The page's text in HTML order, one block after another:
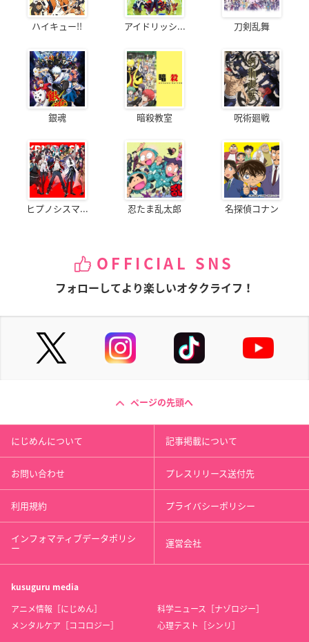
ハイキュー!! アイドリッシ... 刀剣乱舞
銀魂 暗殺教室 呪術廻戦
ヒプノシスマ... 忍たま乱太郎 名探偵コナン
OFFICIAL SNS
フォローしてより楽しいオタクライフ！
ページの先頭へ
にじめんについて 記事掲載について
お問い合わせ プレスリリース送付先
利用規約 プライバシーポリシー
インフォマティブデータポリシ
ー 運営会社
kusuguru media
アニメ情報［にじめん］
科学ニュース［ナゾロジー］
メンタルケア［ココロジー］
心理テスト［シンリ］